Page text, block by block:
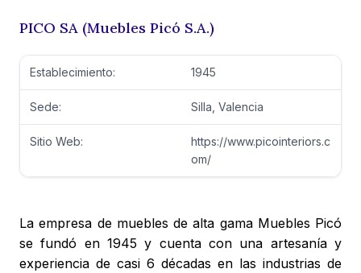
PICO SA (Muebles Picó S.A.)
Establecimiento: 1945
Sede: Silla, Valencia
Sitio Web:
https://www.picointeriors.c
om/
La empresa de muebles de alta gama Muebles Picó
se fundó en 1945 y cuenta con una artesanía y
experiencia de casi 6 décadas en las industrias de